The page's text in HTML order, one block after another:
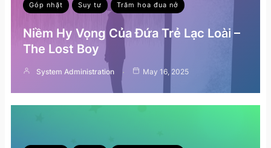
Góp nhặt Suy tư Trăm hoa đua nở
Niềm Hy Vọng Của Đứa Trẻ Lạc Loài –
The Lost Boy
System Administration May 16, 2025